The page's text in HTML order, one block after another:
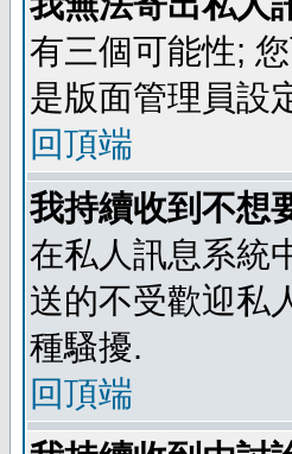
有三個可能性;
是版面管理員設
回頂端
我持續收到不想
在私人訊息系統
送的不受歡迎私
種騷擾.
回頂端